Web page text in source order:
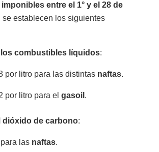
entre el 1° y el 28 de
se establecen los siguientes
los combustibles líquidos:
por litro para las distintas naftas.
por litro para el gasoil .
dióxido de carbono:
las naftas.